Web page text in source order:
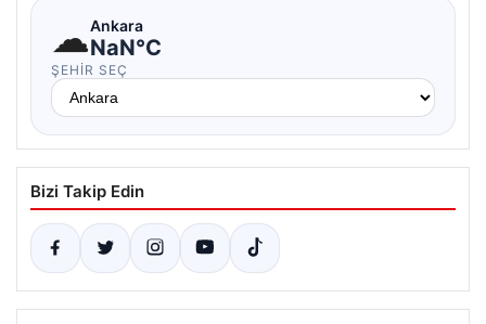
☁Ankara
NaN°C
ŞEHIR SEÇ
Bizi Takip Edin